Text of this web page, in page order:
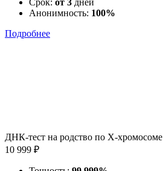
Анонимность: 100%
Подробнее
ДНК-тест на родство по X-хромосоме
10 999 ₽